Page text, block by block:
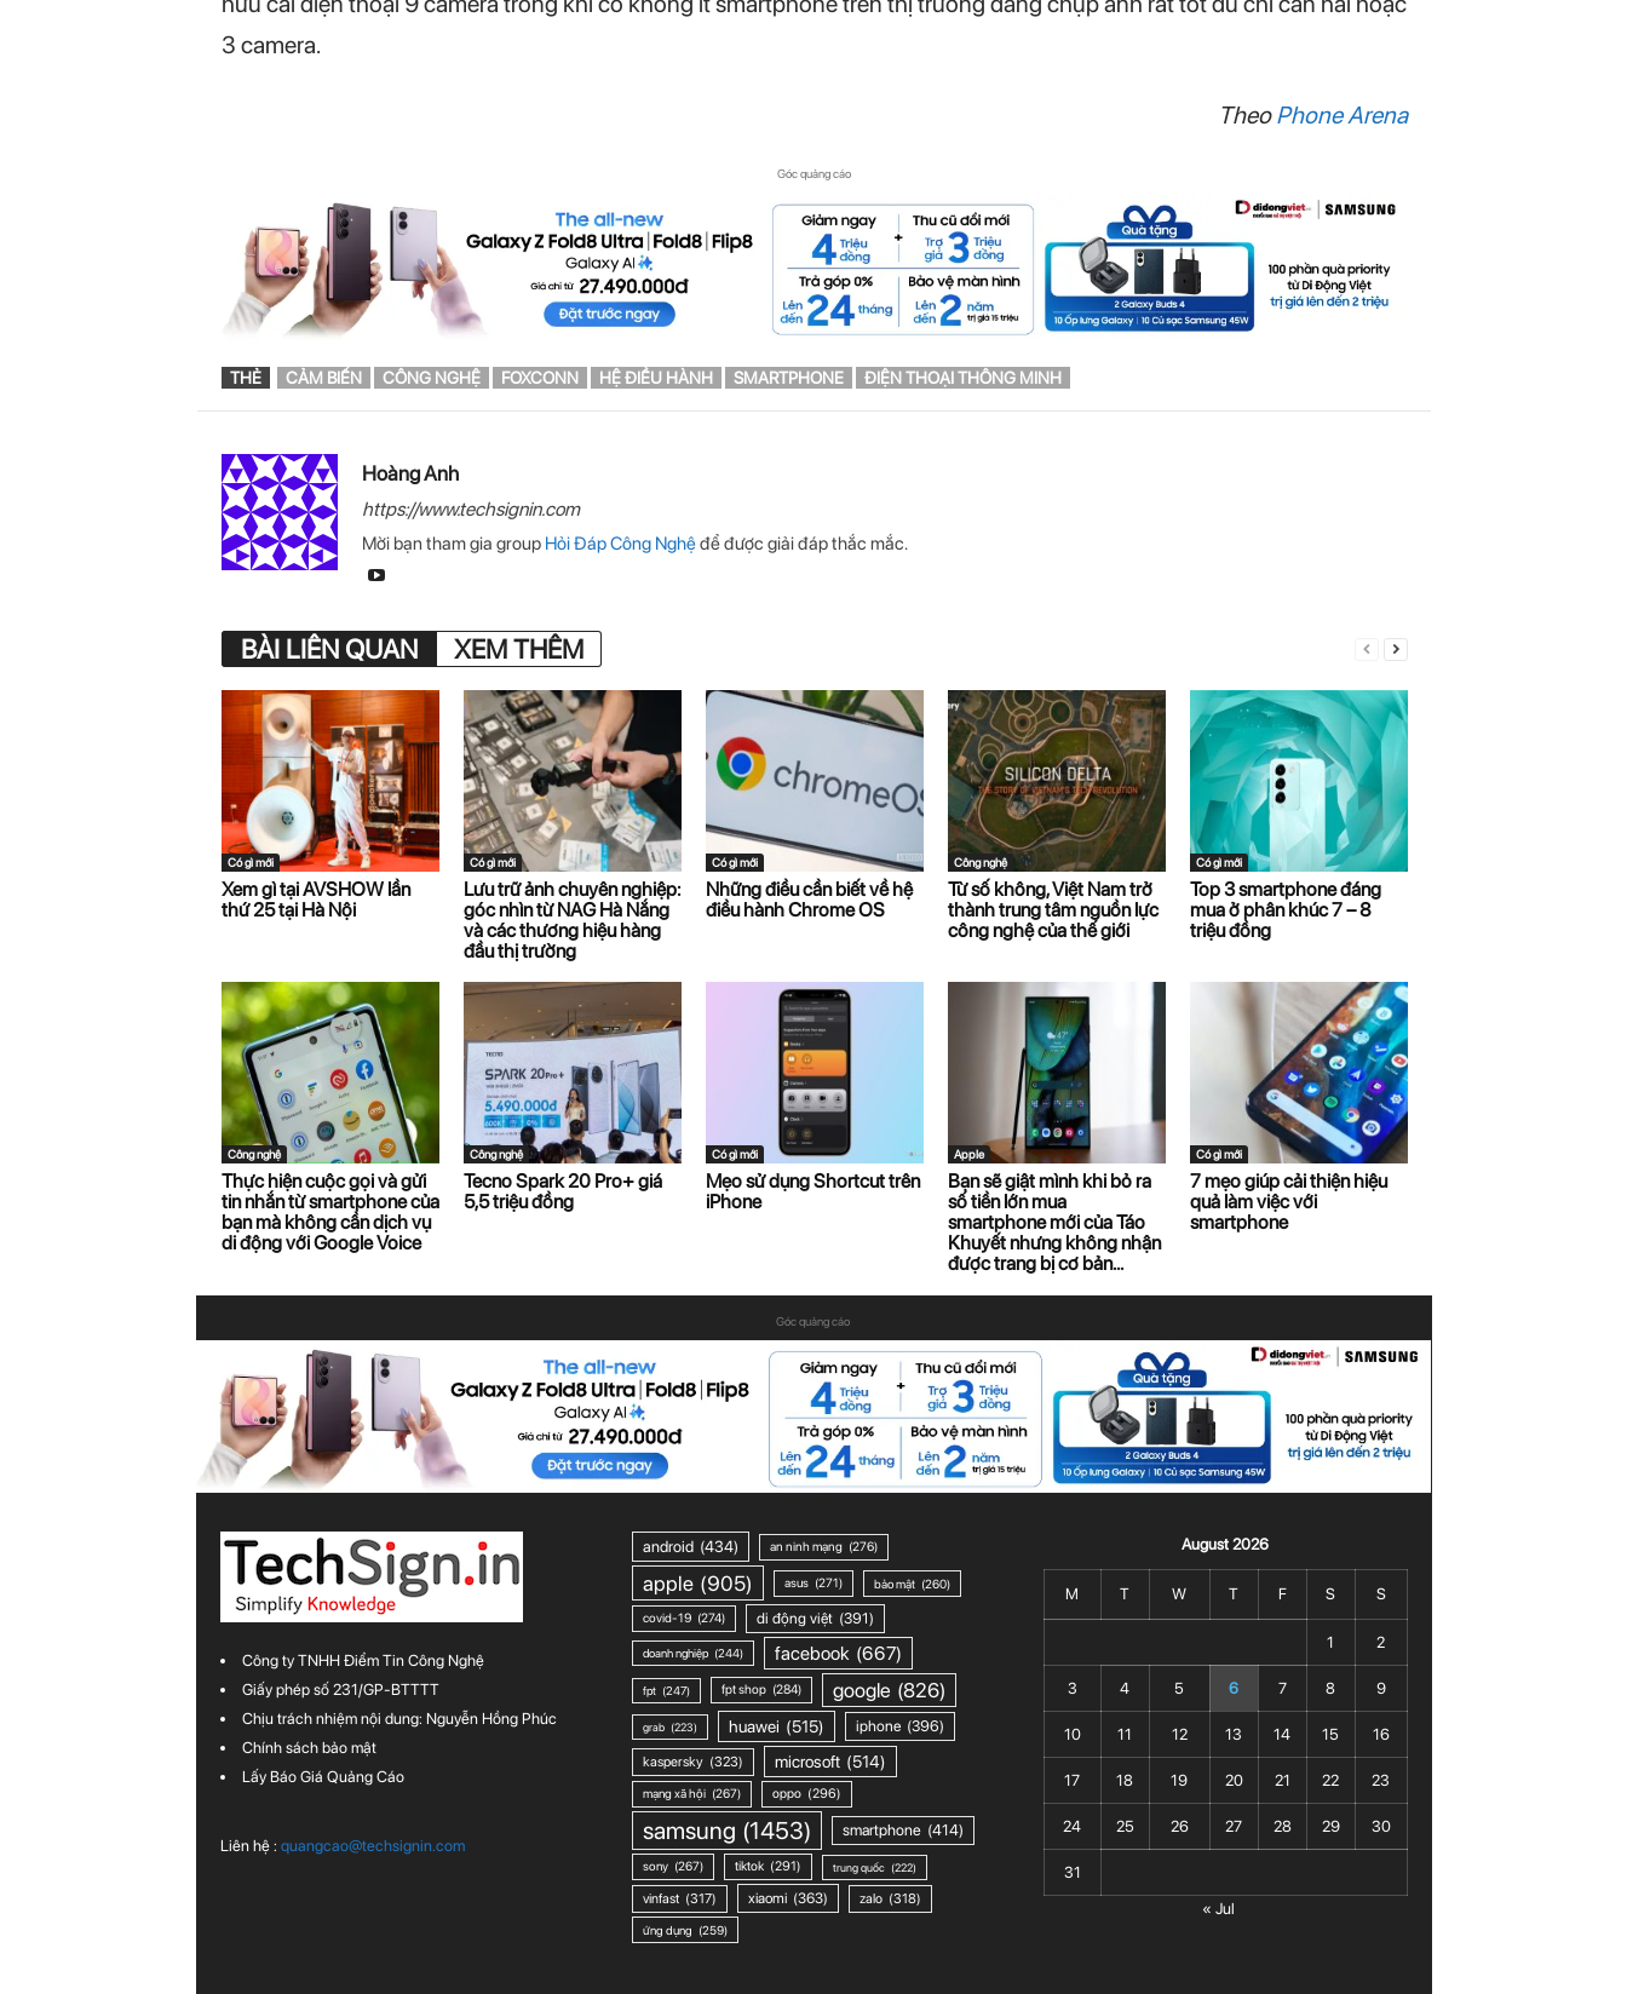
3 camera.
TheoPhone Arena
Góc quảng cáo
THẺ CẢM BIẾN CÔNG NGHỆ FOXCONN HỆ ĐIỀU HÀNH SMARTPHONE ĐIỆN THOẠI THÔNG MINH
Hoàng Anh
https://www.techsignin.com
Mời bạn tham gia group Hỏi Đáp Công Nghệđể được giải đáp thắc mắc.
BÀI LIÊN QUAN XEM THÊM
Có gì mới
Xem gì tại AVSHOW lần
thứ 25 tại Hà Nội
Có gì mới
Lưu trữ ảnh chuyên nghiệp:
góc nhìn từ NAG Hà Nắng
và các thương hiệu hàng
đầu thị trường
Có gì mới
Những điều cần biết về hệ
điều hành Chrome OS
Công nghệ
Từ số không, Việt Nam trở
thành trung tâm nguồn lực
công nghệ của thế giới
Có gì mới
Top 3 smartphone đáng
mua ở phân khúc 7 – 8
triệu đồng
Công nghệ
Thực hiện cuộc gọi và gửi
tin nhắn từ smartphone của
bạn mà không cần dịch vụ
di động với Google Voice
Công nghệ
Tecno Spark 20 Pro+ giá
5,5 triệu đồng
Có gì mới
Mẹo sử dụng Shortcut trên
iPhone
Apple
Bạn sẽ giật mình khi bỏ ra
số tiền lớn mua
smartphone mới của Táo
Khuyết nhưng không nhận
được trang bị cơ bản...
Có gì mới
7 mẹo giúp cải thiện hiệu
quả làm việc với
smartphone
Góc quảng cáo
Công ty TNHH Điểm Tin Công Nghệ
Giấy phép số 231/GP-BTTTT
Chịu trách nhiệm nội dung: Nguyễn Hồng Phúc
Chính sách bảo mật
Lấy Báo Giá Quảng Cáo
Liên hệ : quangcao@techsignin.com
android (434) an ninh mạng (276)
apple (905) asus (271) bảo mật (260)
covid-19 (274) di động việt (391)
doanh nghiệp (244) facebook (667)
fpt (247) fpt shop (284) google (826)
grab (223) huawei (515) iphone (396)
kaspersky (323) microsoft (514)
mạng xã hội (267) oppo (296)
samsung (1453) smartphone (414)
sony (267) tiktok (291) trung quốc (222)
vinfast (317) xiaomi (363) zalo (318)
ứng dụng (259)
August 2026
M T W T F S S
1 2
3 4 5 6 7 8 9
10 11 12 13 14 15 16
17 18 19 20 21 22 23
24 25 26 27 28 29 30
31
« Jul